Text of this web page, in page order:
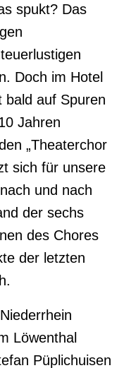
spukt? Das
Doch im Hotel
bald auf Spuren
Jahren
„Theaterchor
sich für unsere
und nach
der sechs
des Chores
der letzten
Löwenthal
Püplichuisen